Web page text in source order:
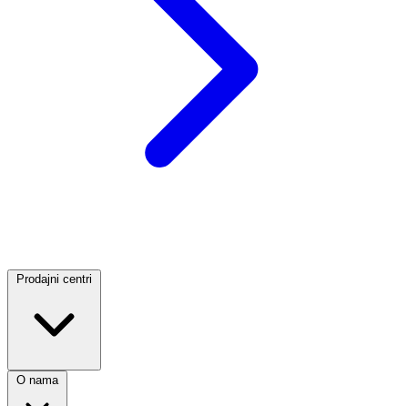
Prodajni centri
O nama